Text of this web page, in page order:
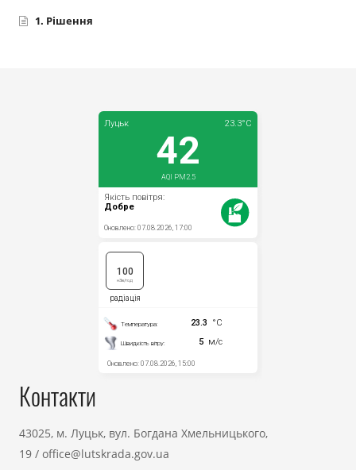
1. Рішення
Контакти
43025, м. Луцьк, вул. Богдана Хмельницького,
19 / office@lutskrada.gov.ua